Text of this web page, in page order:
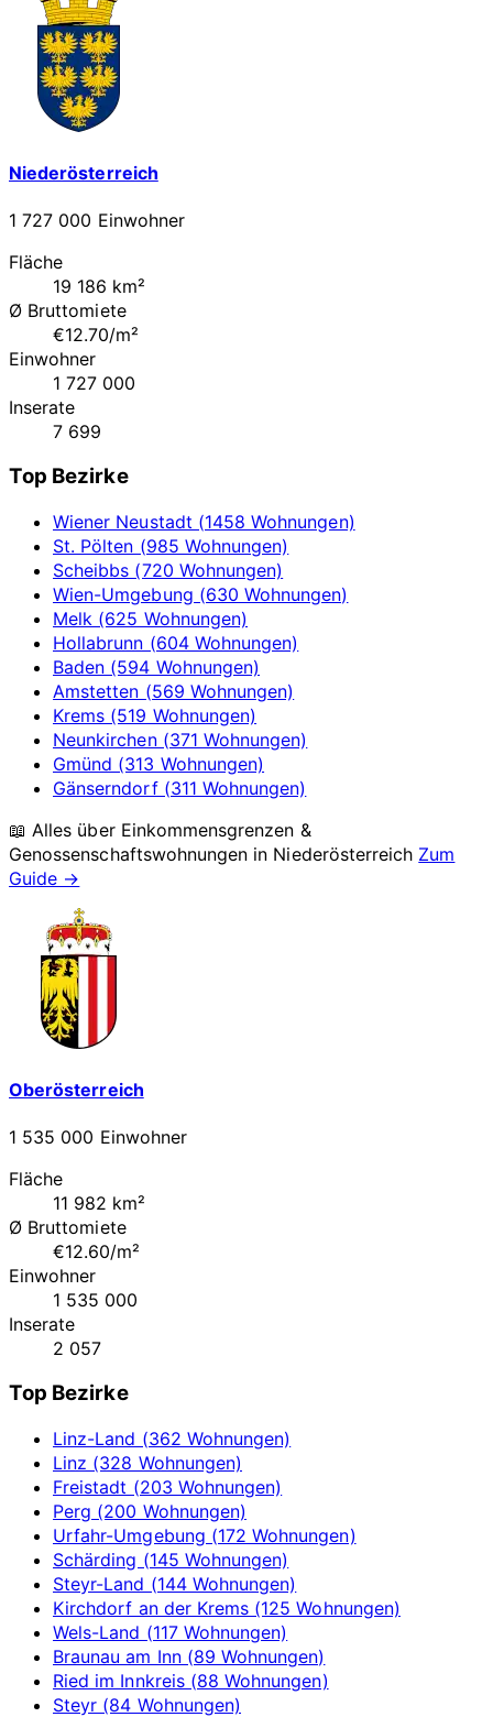
Niederösterreich
1 727 000 Einwohner
Fläche
19 186 km²
Ø Bruttomiete
€12.70/m²
Einwohner
1 727 000
Inserate
7 699
Top Bezirke
Wiener Neustadt (1458 Wohnungen)
St. Pölten (985 Wohnungen)
Scheibbs (720 Wohnungen)
Wien-Umgebung (630 Wohnungen)
Melk (625 Wohnungen)
Hollabrunn (604 Wohnungen)
Baden (594 Wohnungen)
Amstetten (569 Wohnungen)
Krems (519 Wohnungen)
Neunkirchen (371 Wohnungen)
Gmünd (313 Wohnungen)
Gänserndorf (311 Wohnungen)
📖 Alles über Einkommensgrenzen &
Genossenschaftswohnungen in Niederösterreich Zum
Guide →
Oberösterreich
1 535 000 Einwohner
Fläche
11 982 km²
Ø Bruttomiete
€12.60/m²
Einwohner
1 535 000
Inserate
2 057
Top Bezirke
Linz-Land (362 Wohnungen)
Linz (328 Wohnungen)
Freistadt (203 Wohnungen)
Perg (200 Wohnungen)
Urfahr-Umgebung (172 Wohnungen)
Schärding (145 Wohnungen)
Steyr-Land (144 Wohnungen)
Kirchdorf an der Krems (125 Wohnungen)
Wels-Land (117 Wohnungen)
Braunau am Inn (89 Wohnungen)
Ried im Innkreis (88 Wohnungen)
Steyr (84 Wohnungen)